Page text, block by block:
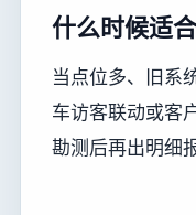
什么时候适
当点位多、旧系
车访客联动或客
勘测后再出明细